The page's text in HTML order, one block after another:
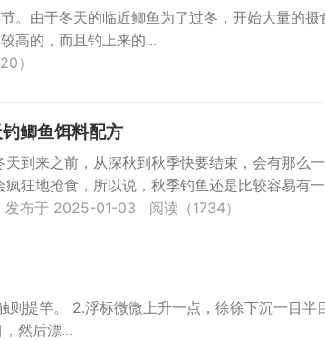
。由于冬天的临近鲫鱼为了过冬，开始大量的
高的，而且钓上来的...
）
鲫鱼饵料配方
天到来之前，从深秋到秋季快要结束，会有那么
疯狂地抢食，所以说，秋季钓鱼还是比较容易有
款用...
发布于 2025-01-03 阅读（1734）
则提竿。 2.浮标微微上升一点，徐徐下沉一目半
然后漂...